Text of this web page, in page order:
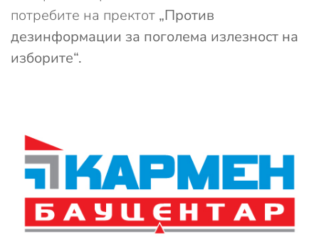
потребите на пректот „Против
дезинформации за поголема излезност на
изборите“.